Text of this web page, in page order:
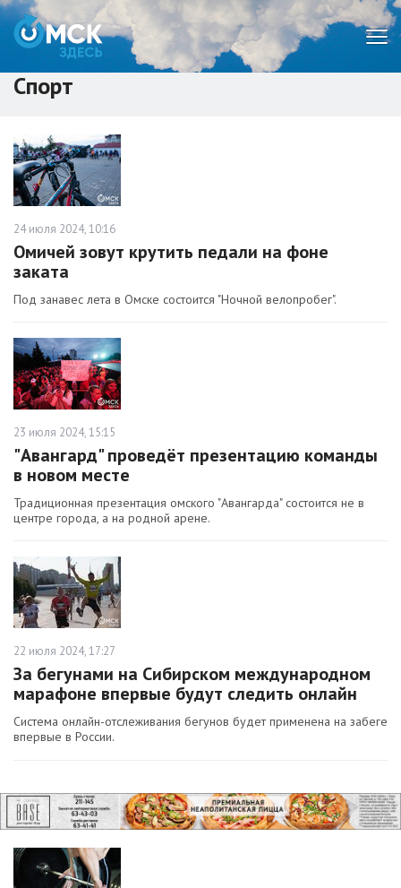
Спорт
24 июля 2024, 10:16
Омичей зовут крутить педали на фоне
заката
Под занавес лета в Омске состоится "Ночной велопробег".
23 июля 2024, 15:15
"Авангард" проведёт презентацию команды
в новом месте
Традиционная презентация омского "Авангарда" состоится не в
центре города, а на родной арене.
22 июля 2024, 17:27
За бегунами на Сибирском международном
марафоне впервые будут следить онлайн
Система онлайн-отслеживания бегунов будет применена на забеге
впервые в России.